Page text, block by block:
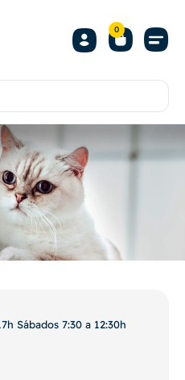
0
Sábados 7:30 a 12:30h